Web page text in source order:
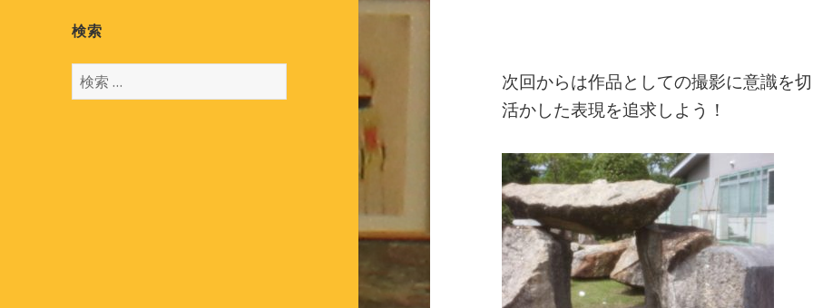
検索
検
索
次回からは作品としての撮影に意識を
活かした表現を追求しよう！